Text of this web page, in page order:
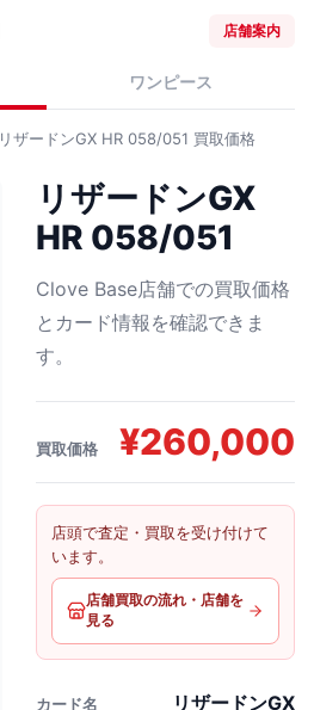
店舗案内
ワンピース
リザードンGX HR 058/051 買取価格
リザードンGX
HR 058/051
Clove Base店舗での買取価格
とカード情報を確認できま
す。
買取価格 ¥260,000
店頭で査定・買取を受け付けて
います。
店舗買取の流れ・店舗を
見る
カード名 リザードンGX